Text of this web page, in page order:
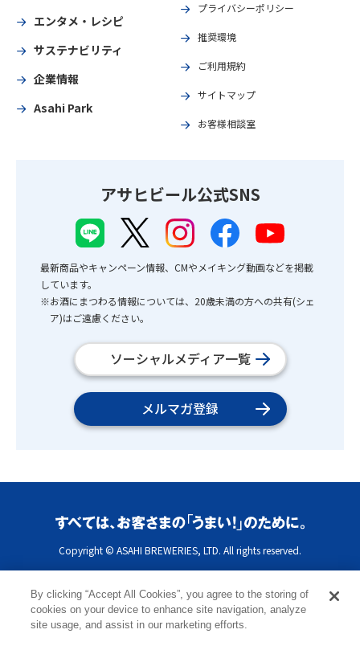
エンタメ・レシピ
サステナビリティ
企業情報
Asahi Park
プライバシーポリシー
推奨環境
ご利用規約
サイトマップ
お客様相談室
アサヒビール公式SNS
最新商品やキャンペーン情報、CMやメイキング動画などを掲載
しています。
※お酒にまつわる情報については、20歳未満の方への共有(シェ
ア)はご遠慮ください。
ソーシャルメディア一覧
メルマガ登録
Copyright © ASAHI BREWERIES, LTD. All rights reserved.
By clicking “Accept All Cookies”, you agree to the storing of
cookies on your device to enhance site navigation, analyze
site usage, and assist in our marketing efforts.